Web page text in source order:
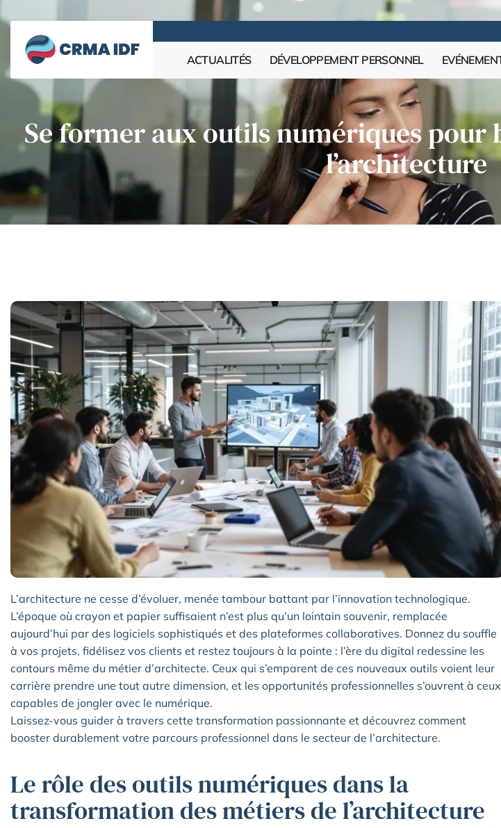
ACTUALITÉS DÉVELOPPEMENT PERSONNEL
Se former aux outils numériques pour
l’architecture
L’architecture ne cesse d’évoluer, menée tambour battant par l’innovation technologique.
L’époque où crayon et papier suffisaient n’est plus qu’un lointain souvenir, remplacée
aujourd’hui par des logiciels sophistiqués et des plateformes collaboratives. Donnez du souffle
à vos projets, fidélisez vos clients et restez toujours à la pointe : l’ère du digital redessine les
contours même du métier d’architecte. Ceux qui s’emparent de ces nouveaux outils voient leur
carrière prendre une tout autre dimension, et les opportunités professionnelles s’ouvrent à ceux
capables de jongler avec le numérique.
Laissez-vous guider à travers cette transformation passionnante et découvrez comment
booster durablement votre parcours professionnel dans le secteur de l’architecture.
Le rôle des outils numériques dans la
transformation des métiers de l’architecture